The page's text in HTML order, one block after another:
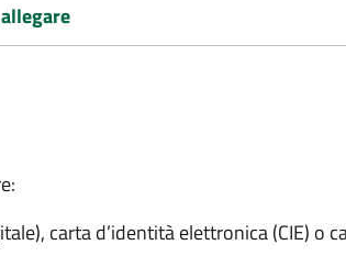
carta d’identità elettronica (CIE) o